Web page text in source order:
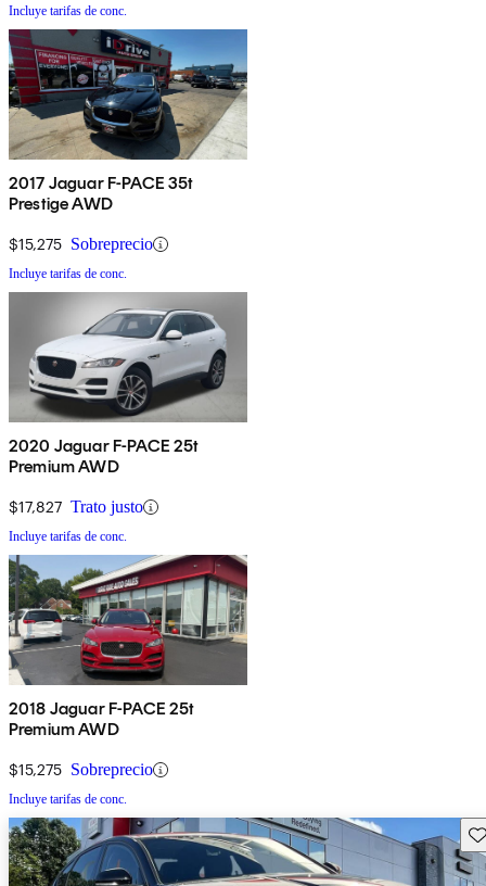
Incluye tarifas de conc.
2017 Jaguar F-PACE 35t
Prestige AWD
$15,275 Sobreprecio
Incluye tarifas de conc.
2020 Jaguar F-PACE 25t
Premium AWD
$17,827 Trato justo
Incluye tarifas de conc.
2018 Jaguar F-PACE 25t
Premium AWD
$15,275 Sobreprecio
Incluye tarifas de conc.